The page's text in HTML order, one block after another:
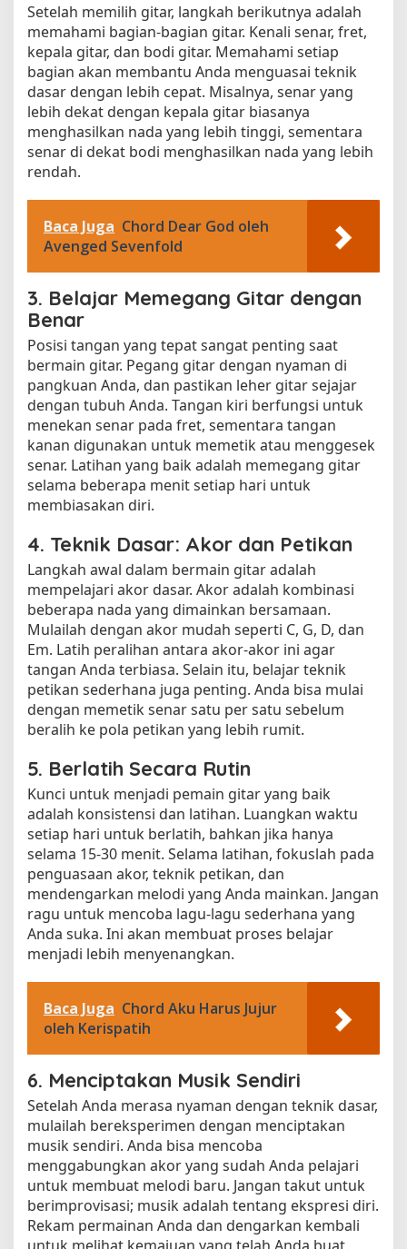
Setelah memilih gitar, langkah berikutnya adalah
memahami bagian-bagian gitar. Kenali senar, fret,
kepala gitar, dan bodi gitar. Memahami setiap
bagian akan membantu Anda menguasai teknik
dasar dengan lebih cepat. Misalnya, senar yang
lebih dekat dengan kepala gitar biasanya
menghasilkan nada yang lebih tinggi, sementara
senar di dekat bodi menghasilkan nada yang lebih
rendah.
Baca Juga Chord Dear God oleh
Avenged Sevenfold
3. Belajar Memegang Gitar dengan
Benar
Posisi tangan yang tepat sangat penting saat
bermain gitar. Pegang gitar dengan nyaman di
pangkuan Anda, dan pastikan leher gitar sejajar
dengan tubuh Anda. Tangan kiri berfungsi untuk
menekan senar pada fret, sementara tangan
kanan digunakan untuk memetik atau menggesek
senar. Latihan yang baik adalah memegang gitar
selama beberapa menit setiap hari untuk
membiasakan diri.
4. Teknik Dasar: Akor dan Petikan
Langkah awal dalam bermain gitar adalah
mempelajari akor dasar. Akor adalah kombinasi
beberapa nada yang dimainkan bersamaan.
Mulailah dengan akor mudah seperti C, G, D, dan
Em. Latih peralihan antara akor-akor ini agar
tangan Anda terbiasa. Selain itu, belajar teknik
petikan sederhana juga penting. Anda bisa mulai
dengan memetik senar satu per satu sebelum
beralih ke pola petikan yang lebih rumit.
5. Berlatih Secara Rutin
Kunci untuk menjadi pemain gitar yang baik
adalah konsistensi dan latihan. Luangkan waktu
setiap hari untuk berlatih, bahkan jika hanya
selama 15-30 menit. Selama latihan, fokuslah pada
penguasaan akor, teknik petikan, dan
mendengarkan melodi yang Anda mainkan. Jangan
ragu untuk mencoba lagu-lagu sederhana yang
Anda suka. Ini akan membuat proses belajar
menjadi lebih menyenangkan.
Baca Juga Chord Aku Harus Jujur
oleh Kerispatih
6. Menciptakan Musik Sendiri
Setelah Anda merasa nyaman dengan teknik dasar,
mulailah bereksperimen dengan menciptakan
musik sendiri. Anda bisa mencoba
menggabungkan akor yang sudah Anda pelajari
untuk membuat melodi baru. Jangan takut untuk
berimprovisasi; musik adalah tentang ekspresi diri.
Rekam permainan Anda dan dengarkan kembali